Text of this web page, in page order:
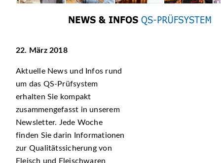
22. März 2018
Aktuelle News und Infos rund
um das QS-Prüfsystem
erhalten Sie kompakt
zusammengefasst in unserem
Newsletter. Jede Woche
finden Sie darin Informationen
zur Qualitätssicherung von
Fleisch und Fleischwaren